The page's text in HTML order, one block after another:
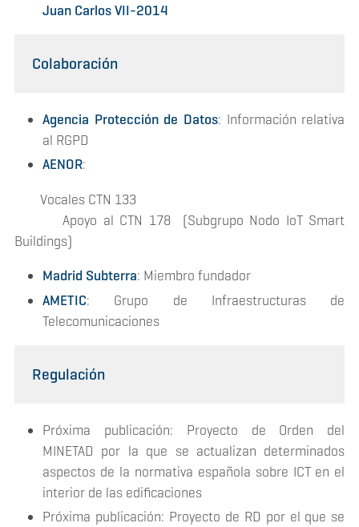
Juan Carlos VII-2014
Colaboración
Agencia Protección de Datos: Información relativa
al RGPD
AENOR:
Vocales CTN 133
Apoyo al CTN 178 (Subgrupo Nodo IoT Smart
Buildings)
Madrid Subterra: Miembro fundador
AMETIC: Grupo de Infraestructuras de
Telecomunicaciones
Regulación
Próxima publicación: Proyecto de Orden del
MINETAD por la que se actualizan determinados
aspectos de la normativa española sobre ICT en el
interior de las edificaciones
Próxima publicación: Proyecto de RD por el que se